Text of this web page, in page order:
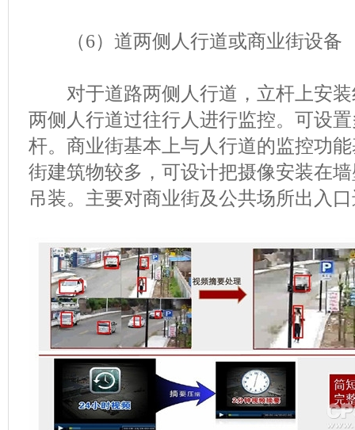
（6）道两侧人行道或商业街设备
对于道路两侧人行道，立杆上安装
两侧人行道过往行人进行监控。可设
杆。商业街基本上与人行道的监控功
街建筑物较多，可设计把摄像安装在
吊装。主要对商业街及公共场所出入